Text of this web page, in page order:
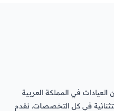
في المملكة العربية
في كل التخصصات. نقدم